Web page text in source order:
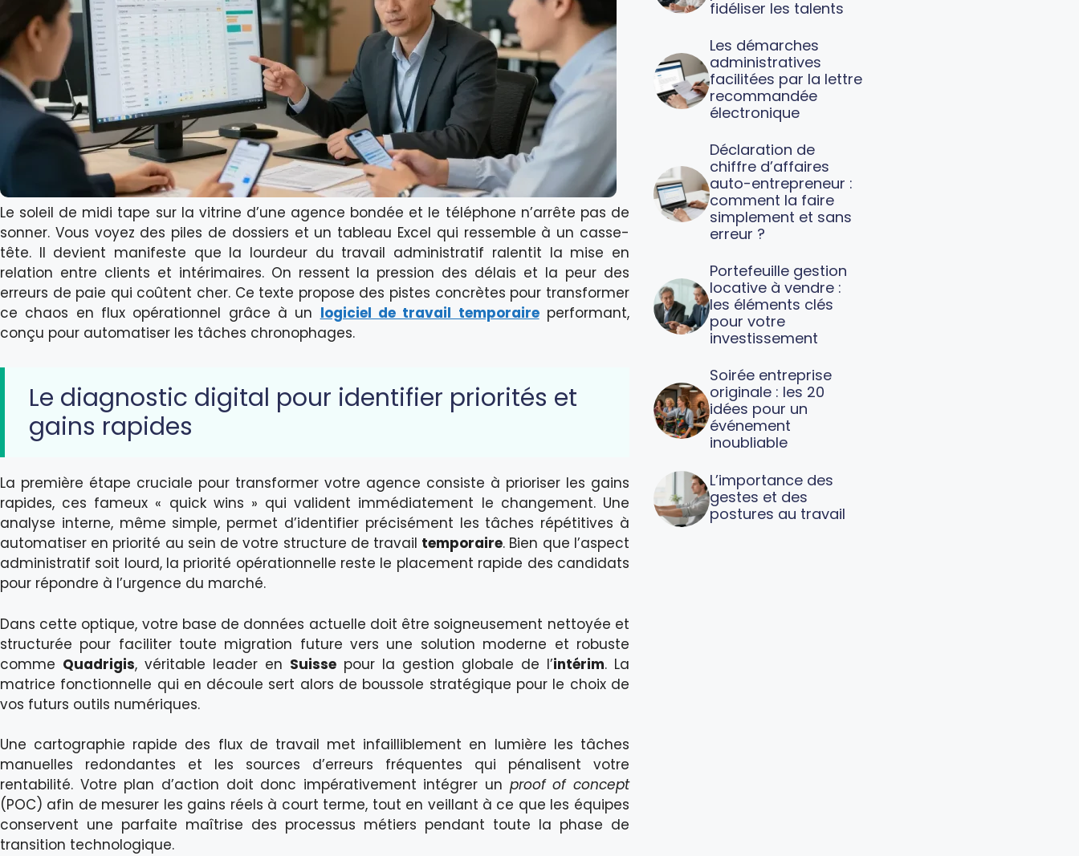
Le soleil de midi tape sur la vitrine d’une agence bondée et le téléphone n’arrête pas de
sonner. Vous voyez des piles de dossiers et un tableau Excel qui ressemble à un casse-
tête. Il devient manifeste que la lourdeur du travail administratif ralentit la mise en
relation entre clients et intérimaires. On ressent la pression des délais et la peur des
erreurs de paie qui coûtent cher. Ce texte propose des pistes concrètes pour transformer
ce chaos en flux opérationnel grâce à un logiciel de travail temporaireperformant,
conçu pour automatiser les tâches chronophages.
Le diagnostic digital pour identifier priorités et
gains rapides
La première étape cruciale pour transformer votre agence consiste à prioriser les gains
rapides, ces fameux « quick wins » qui valident immédiatement le changement. Une
analyse interne, même simple, permet d’identifier précisément les tâches répétitives à
automatiser en priorité au sein de votre structure de travail temporaire. Bien que l’aspect
administratif soit lourd, la priorité opérationnelle reste le placement rapide des candidats
pour répondre à l’urgence du marché.
Dans cette optique, votre base de données actuelle doit être soigneusement nettoyée et
structurée pour faciliter toute migration future vers une solution moderne et robuste
comme Quadrigis, véritable leader en Suissepour la gestion globale de l’intérim. La
matrice fonctionnelle qui en découle sert alors de boussole stratégique pour le choix de
vos futurs outils numériques.
Une cartographie rapide des flux de travail met infailliblement en lumière les tâches
manuelles redondantes et les sources d’erreurs fréquentes qui pénalisent votre
rentabilité. Votre plan d’action doit donc impérativement intégrer un proof of concept
(POC) afin de mesurer les gains réels à court terme, tout en veillant à ce que les équipes
conservent une parfaite maîtrise des processus métiers pendant toute la phase de
transition technologique.
fidéliser les talents
Les démarches
administratives
facilitées par la lettre
recommandée
électronique
Déclaration de
chiffre d’affaires
auto-entrepreneur :
comment la faire
simplement et sans
erreur ?
Portefeuille gestion
locative à vendre :
les éléments clés
pour votre
investissement
Soirée entreprise
originale : les 20
idées pour un
événement
inoubliable
L’importance des
gestes et des
postures au travail